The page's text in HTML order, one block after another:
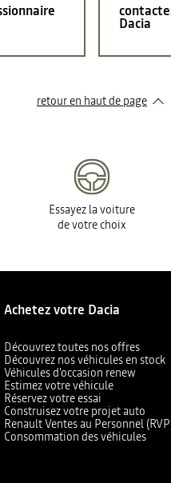
Dacia
retour en haut de page​
Essayez la voiture
de votre choix
Achetez votre Dacia
Découvrez toutes nos offres
Découvrez nos véhicules en stock
Véhicules d'occasion renew
Estimez votre véhicule
Réservez votre essai
Construisez votre projet auto
Renault Ventes au Personnel
Consommation des véhicules